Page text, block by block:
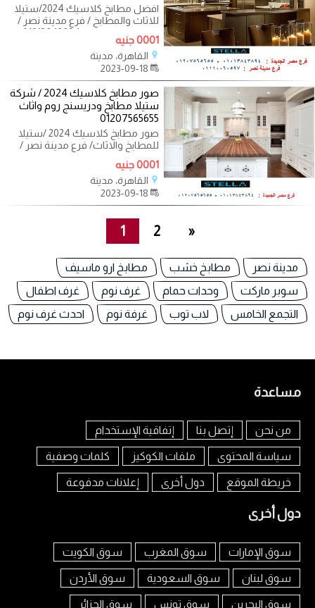
افضل مطابخ كلاسيك 2024/ستيلا
للاثاث والمطابخ / فرع مدينة نصر /
التوصيل لاى مكان 01013843894
روحت
0001 جنيه
القاهرة، مدينة
صور مطابخ كلاسيك 2024 / شركة
ستيلا مطابخ ودريسنج روم واثاث
01207565655
صور مطابخ كلاسيك 2024 /ستيلا
للمطابخ والاثاث/ فرع مدينة نصر /
لدينا جميع المطابخ المودرن
والكلاسيك
0001 جنيه
القاهرة، مدينة
1 2 »
مدينة نصر مطابخ خشب
مطابخ ارو ماسيف
سوبر ماركت
وحدات حمام غرف نوم
غرف اطفال
التجمع الخامس
لاب توب غرفة نوم احدث غرف نوم
مساعدة
من نحن إتصل بنا إتفاقية الإستخدام
سياسة المحتوى ملفات الكوكيز كلمات وصفية
خريطة الموقع دول أخرى إعلانات مدفوعة
دول أخرى
سوق الإمارات سوق المغرب سوق الكويت
سوق لبنان سوق السعودية سوق الأردن
سوق البحرين سوق تونس سوق الجزائر